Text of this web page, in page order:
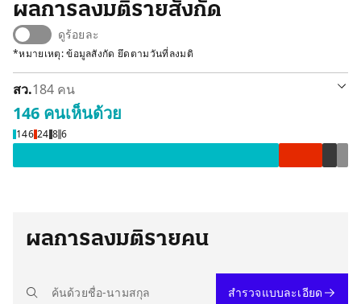
ผลการลงมติรายสังกัด
ดูร้อยละ
*หมายเหตุ: ข้อมูลสังกัด ยึดตามวันที่ลงมติ
สว.184 คน
146 คนเห็นด้วย
146 24 8 6
เห็นด้วย 146 คน
ผลการลงมติรายคน
สำรวจแบบละเอียด